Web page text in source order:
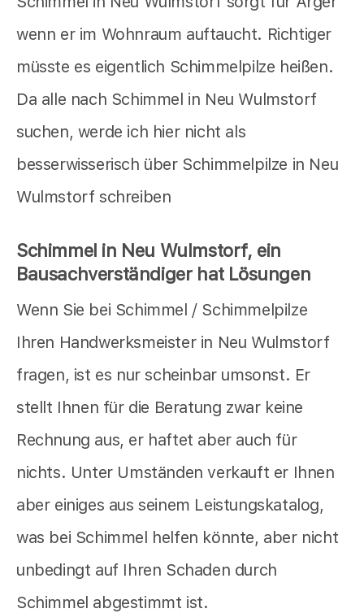
wenn er im Wohnraum auftaucht. Richtiger
müsste es eigentlich Schimmelpilze heißen.
Da alle nach Schimmel in Neu Wulmstorf
suchen, werde ich hier nicht als
besserwisserisch über Schimmelpilze in Neu
Wulmstorf schreiben
Schimmel in Neu Wulmstorf, ein
Bausachverständiger hat Lösungen
Wenn Sie bei Schimmel / Schimmelpilze
Ihren Handwerksmeister in Neu Wulmstorf
fragen, ist es nur scheinbar umsonst. Er
stellt Ihnen für die Beratung zwar keine
Rechnung aus, er haftet aber auch für
nichts. Unter Umständen verkauft er Ihnen
aber einiges aus seinem Leistungskatalog,
was bei Schimmel helfen könnte, aber nicht
unbedingt auf Ihren Schaden durch
Schimmel abgestimmt ist.